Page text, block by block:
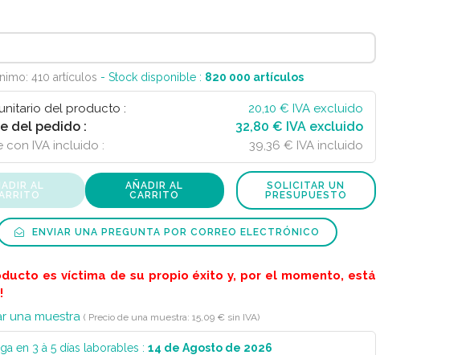
410 artículos - Stock disponible : 820 000 artículos
del producto : 20,10 € IVA excluido
del pedido : 32,80 € IVA excluido
con IVA incluido : 39,36 € IVA incluido
AL
AÑADIR AL
CARRITO
SOLICITAR UN
PRESUPUESTO
ENVIAR UNA PREGUNTA POR CORREO ELECTRÓNICO
es víctima de su propio éxito y, por el momento, está
una muestra ( Precio de una muestra: 15,09 € sin IVA)
en 3 à 5 días laborables : 14 de Agosto de 2026